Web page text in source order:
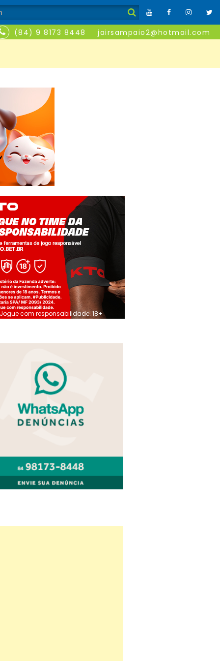
(84) 9 8173 8448 jairsampaio2@hotmail.com
Jogue com responsabilidade. 18+